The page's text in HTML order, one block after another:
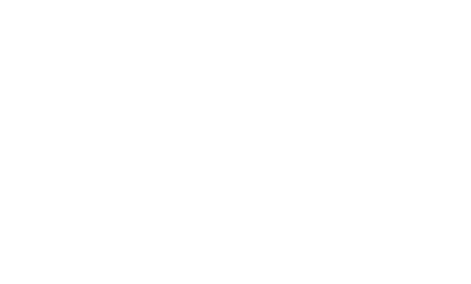
實現圖紙自由！